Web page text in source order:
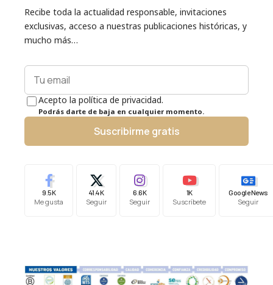
Recibe toda la actualidad responsable, invitaciones
exclusivas, acceso a nuestras publicaciones históricas, y
mucho más…
Acepto la política de privacidad.
Podrás darte de baja en cualquier momento.
Suscribirme gratis
9.5K
Me gusta
41.4K
Seguir
6.6K
Seguir
1K
Suscríbete
Google News
Seguir